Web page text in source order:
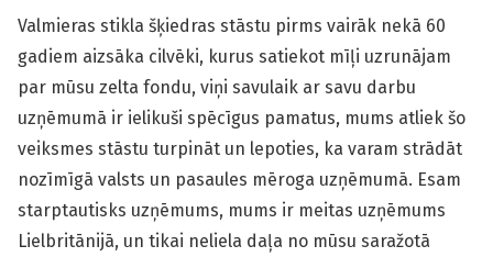
Valmieras stikla šķiedras stāstu pirms vairāk nekā 60
gadiem aizsāka cilvēki, kurus satiekot mīļi uzrunājam
par mūsu zelta fondu, viņi savulaik ar savu darbu
uzņēmumā ir ielikuši spēcīgus pamatus, mums atliek šo
veiksmes stāstu turpināt un lepoties, ka varam strādāt
nozīmīgā valsts un pasaules mēroga uzņēmumā. Esam
starptautisks uzņēmums, mums ir meitas uzņēmums
Lielbritānijā, un tikai neliela daļa no mūsu saražotā